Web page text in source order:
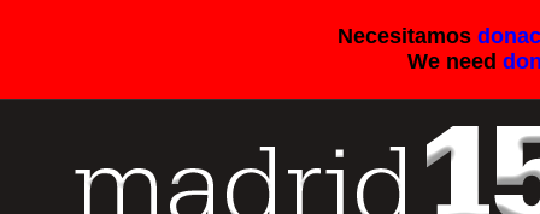
Necesitamos
We need